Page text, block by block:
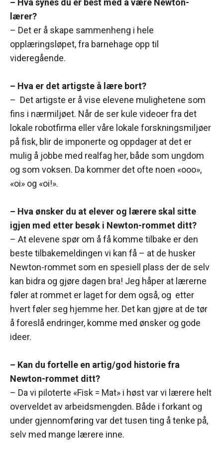
lærer?
– Det er å skape sammenheng i hele
opplæringsløpet, fra barnehage opp til
videregående.
– Hva er det artigste å lære bort?
– Det artigste er å vise elevene mulighetene som
fins i nærmiljøet. Når de ser kule videoer fra det
lokale robotfirma eller våre lokale forskningsmiljøer
på fisk, blir de imponerte og oppdager at det er
mulig å jobbe med realfag her, både som ungdom
og som voksen. Da kommer det ofte noen «ooo»,
«oi» og «oi!».
– Hva ønsker du at elever og lærere skal sitte
igjen med etter besøk i Newton-rommet ditt?
– At elevene spør om å få komme tilbake er den
beste tilbakemeldingen vi kan få – at de husker
Newton-rommet som en spesiell plass der de selv
kan bidra og gjøre dagen bra! Jeg håper at lærerne
føler at rommet er laget for dem også, og etter
hvert føler seg hjemme her. Det kan gjøre at de tør
å foreslå endringer, komme med ønsker og gode
ideer.
– Kan du fortelle en artig/god historie fra
Newton-rommet ditt?
– Da vi piloterte «Fisk = Mat» i høst var vi lærere helt
overveldet av arbeidsmengden. Både i forkant og
under gjennomføring var det tusen ting å tenke på,
selv med mange lærere inne.